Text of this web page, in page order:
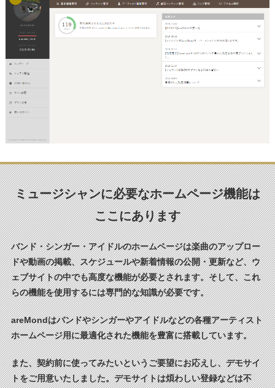
ミュージシャンに必要なホームページ機能は
ここにあります
バンド・シンガー・アイドルのホームページは楽曲のアップロー
ドや動画の掲載、スケジュールや新着情報の公開・更新など、ウ
ェブサイトの中でも高度な機能が必要とされます。そして、これ
らの機能を使用するには専門的な知識が必要です。
areMondはバンドやシンガーやアイドルなどの各種アーティスト
ホームページ用に最適化された機能を豊富に搭載しています。
また、契約前に使ってみたいというご要望にお応えし、デモサイ
トをご用意いたしました。デモサイトは煩わしい登録などは不